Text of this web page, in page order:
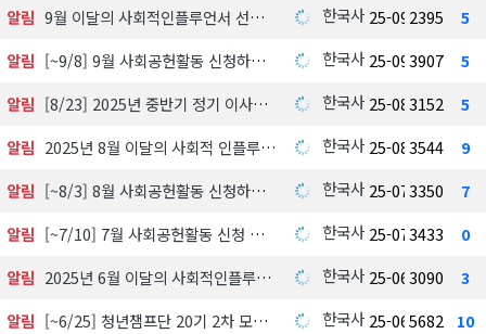
알림
9월 이달의 사회적인플루언서 선정 및 발표 한국사회공헌협회
25-09-09
2395
5
알림
[~9/8] 9월 사회공헌활동 신청하기 한국사회공헌협회
25-09-05
3907
5
알림
[8/23] 2025년 중반기 정기 이사회 한국사회공헌협회
25-08-07
3152
5
알림
2025년 8월 이달의 사회적 인플루언서 선정 결과 발표 한국사회공헌협회
25-08-06
3544
9
알림
[~8/3] 8월 사회공헌활동 신청하기 한국사회공헌협회
25-07-31
3350
7
알림
[~7/10] 7월 사회공헌활동 신청 접수 中 한국사회공헌협회
25-07-07
3433
0
알림
2025년 6월 이달의 사회적인플루언서 선정 한국사회공헌협회
25-06-18
3090
3
알림
[~6/25] 청년챔프단 20기 2차 모집 中 한국사회공헌협회
25-06-15
5682
10